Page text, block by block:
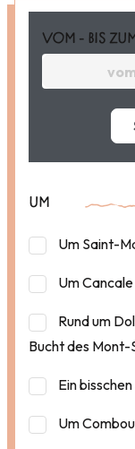
VOM - BIS
UM
Um Saint-
Um
Rund um
Bucht des
Ein
Um